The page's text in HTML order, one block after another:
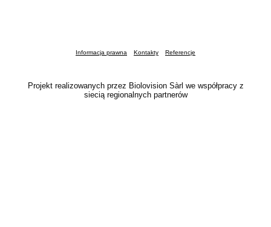
Informacja prawna Kontakty Referencje
Projekt realizowanych przez Biolovision Sàrl we współpracy z
siecią regionalnych partnerów